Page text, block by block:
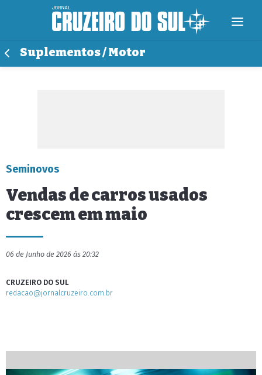
Suplementos / Motor
Seminovos
Vendas de carros usados
crescem em maio
06 de Junho de 2026 às 20:32
CRUZEIRO DO SUL
redacao@jornalcruzeiro.com.br